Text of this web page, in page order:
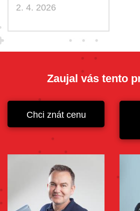
2. 4. 2026
Zaujal vás tento
Chci znát cenu